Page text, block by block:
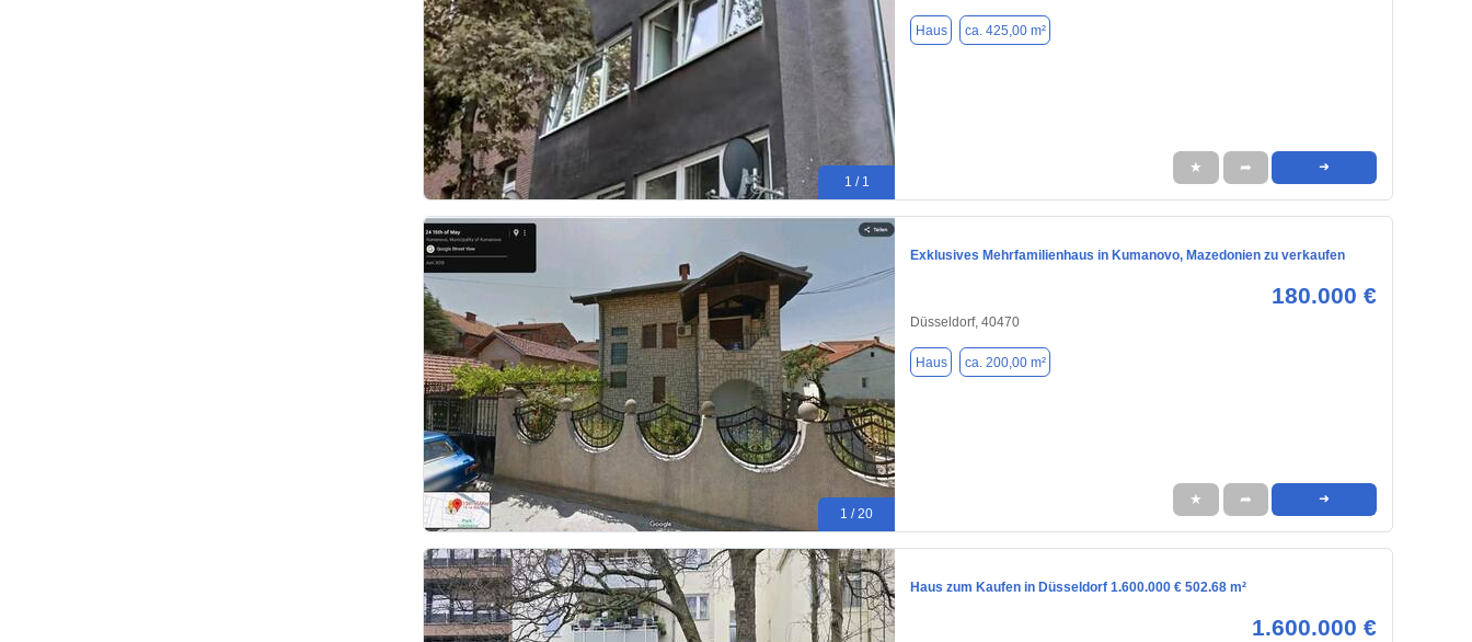
1 / 1
Haus ca. 425,00 m²
★ ➦ ➜
1 / 20
Exklusives Mehrfamilienhaus in Kumanovo, Mazedonien zu verkaufen
180.000 €
Düsseldorf, 40470
Haus ca. 200,00 m²
★ ➦ ➜
Haus zum Kaufen in Düsseldorf 1.600.000 € 502.68 m²
1.600.000 €